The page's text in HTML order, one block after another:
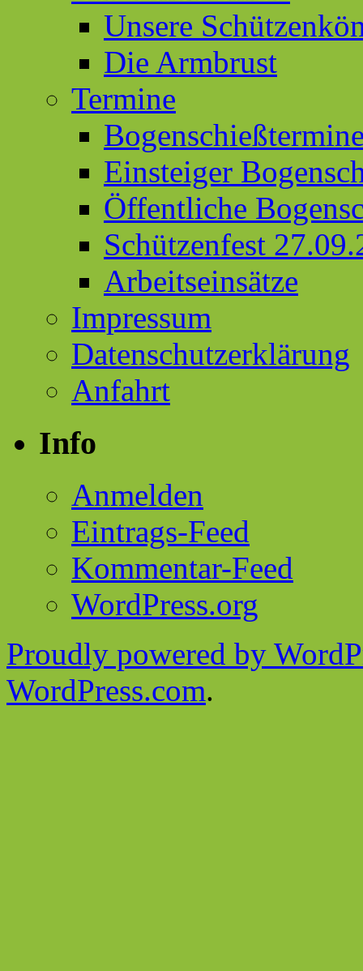
Unsere
Die Armbrust
Termine
Einsteiger
Öffentliche
Schützenfest
Arbeitseinsätze
Impressum
Datenschutzerklärung
Anfahrt
Info
Anmelden
Eintrags-Feed
Kommentar-Feed
WordPress.org
Proudly powered by
WordPress.com.